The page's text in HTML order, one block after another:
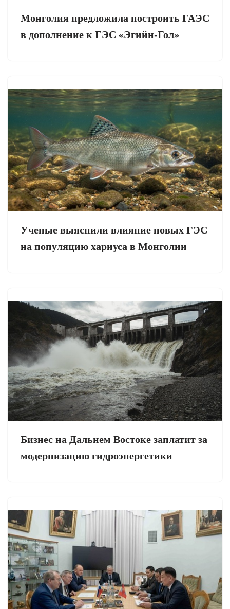
Монголия предложила построить ГАЭС
в дополнение к ГЭС «Эгийн-Гол»
Ученые выяснили влияние новых ГЭС
на популяцию хариуса в Монголии
Бизнес на Дальнем Востоке заплатит за
модернизацию гидроэнергетики